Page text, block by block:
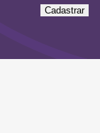
Cadastrar